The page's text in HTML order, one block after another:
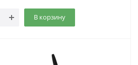
В корзину